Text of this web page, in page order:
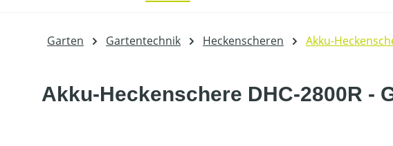
Garten Gartentechnik Heckenscheren Akku-
Akku-Heckenschere DHC-2800R -